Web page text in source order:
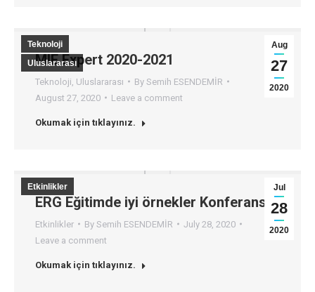
Aug
27
2020
Teknoloji
Uluslararası
MIE Expert 2020-2021
Teknoloji Uluslararası By Semih ESENDEMİR
August 27, 2020
Leave a comment
Okumak için tıklayınız.
Jul
28
2020
Etkinlikler
ERG Eğitimde iyi örnekler Konferansı
Etkinlikler By Semih ESENDEMİR
July 28, 2020
Leave a comment
Okumak için tıklayınız.